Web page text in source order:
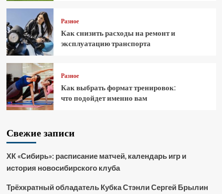
Разное
Как снизить расходы на ремонт и
эксплуатацию транспорта
Разное
Как выбрать формат тренировок:
что подойдет именно вам
Свежие записи
ХК «Сибирь»: расписание матчей, календарь игр и
история новосибирского клуба
Трёхкратный обладатель Кубка Стэнли Сергей Брылин